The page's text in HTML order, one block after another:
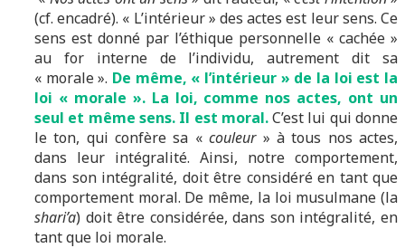
(cf. encadré). « L’intérieur » des actes est leur sens. Ce
sens est donné par l’éthique personnelle « cachée »
au for interne de l’individu, autrement dit sa
« morale ». De même, « l’intérieur » de la loi est la
loi « morale ». La loi, comme nos actes, ont un
seul et même sens. Il est moral.C’est lui qui donne
le ton, qui confère sa «couleur» à tous nos actes,
dans leur intégralité. Ainsi, notre comportement,
dans son intégralité, doit être considéré en tant que
comportement moral. De même, la loi musulmane (la
shari’a) doit être considérée, dans son intégralité, en
tant que loi morale.